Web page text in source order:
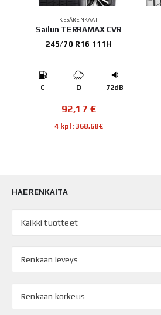
KESÄRENKAAT
Sailun TERRAMAX CVR
245/70 R16 111H
C D 72dB
92,17 €
4 kpl: 368,68€
HAE RENKAITA
Kaikki tuotteet
Renkaan leveys
Renkaan korkeus